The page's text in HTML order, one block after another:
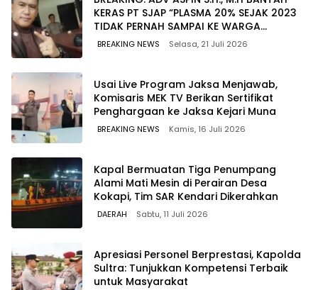
KERAS PT SJAP “PLASMA 20% SEJAK 2023
TIDAK PERNAH SAMPAI KE WARGA
WAWOONE!
BREAKING NEWS Selasa, 21 Juli 2026
Usai Live Program Jaksa Menjawab,
Komisaris MEK TV Berikan Sertifikat
Penghargaan ke Jaksa Kejari Muna
BREAKING NEWS Kamis, 16 Juli 2026
Kapal Bermuatan Tiga Penumpang
Alami Mati Mesin di Perairan Desa
Kokapi, Tim SAR Kendari Dikerahkan
DAERAH Sabtu, 11 Juli 2026
Apresiasi Personel Berprestasi, Kapolda
Sultra: Tunjukkan Kompetensi Terbaik
untuk Masyarakat